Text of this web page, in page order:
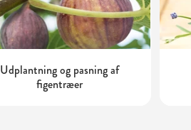
Udplantning og pasning af
figentræer